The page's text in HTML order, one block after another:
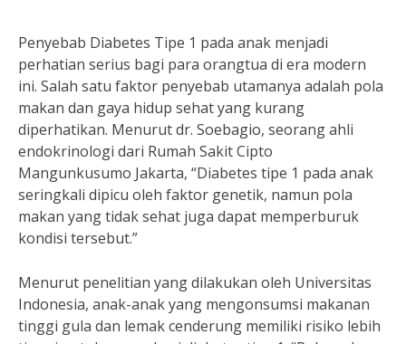
Penyebab Diabetes Tipe 1 pada anak menjadi
perhatian serius bagi para orangtua di era modern
ini. Salah satu faktor penyebab utamanya adalah pola
makan dan gaya hidup sehat yang kurang
diperhatikan. Menurut dr. Soebagio, seorang ahli
endokrinologi dari Rumah Sakit Cipto
Mangunkusumo Jakarta, “Diabetes tipe 1 pada anak
seringkali dipicu oleh faktor genetik, namun pola
makan yang tidak sehat juga dapat memperburuk
kondisi tersebut.”
Menurut penelitian yang dilakukan oleh Universitas
Indonesia, anak-anak yang mengonsumsi makanan
tinggi gula dan lemak cenderung memiliki risiko lebih